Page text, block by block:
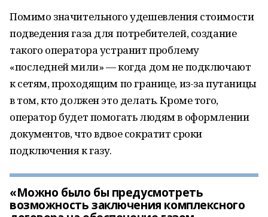
Помимо значительного удешевления стоимости
подведения газа для потребителей, создание
такого оператора устранит проблему
«последней мили» — когда дом не подключают
к сетям, проходящим по границе, из-за путаницы
в том, кто должен это делать. Кроме того,
оператор будет помогать людям в оформлении
документов, что вдвое сократит сроки
подключения к газу.
«Можно было бы предусмотреть
возможность заключения комплексного